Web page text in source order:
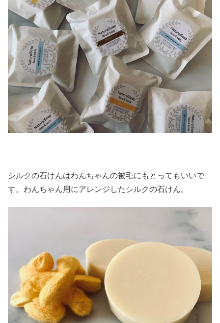
シルクの石けんはわんちゃんの被毛にもとってもいいで
す。わんちゃん用にアレンジしたシルクの石けん。